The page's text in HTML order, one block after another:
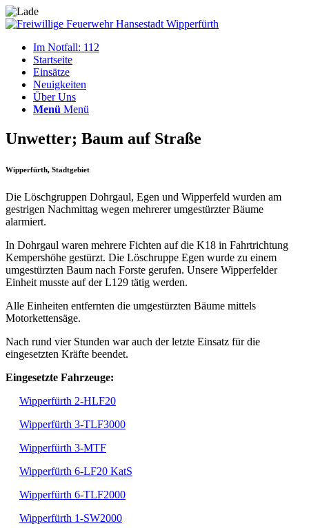
Im Notfall: 112
Startseite
Einsätze
Neuigkeiten
Über Uns
Menü Menü
Unwetter; Baum auf Straße
Wipperfürth, Stadtgebiet
Die Löschgruppen Dohrgaul, Egen und Wipperfeld wurden am
gestrigen Nachmittag wegen mehrerer umgestürzter Bäume
alarmiert.
In Dohrgaul waren mehrere Fichten auf die K18 in Fahrtrichtung
Kempershöhe gestürzt. Die Löschruppe Egen wurde zu einem
umgestürzten Baum nach Forste gerufen. Unsere Wipperfelder
Einheit musste auf der L129 tätig werden.
Alle Einheiten entfernten die umgestürzten Bäume mittels
Motorkettensäge.
Nach rund vier Stunden war auch der letzte Einsatz für die
eingesetzten Kräfte beendet.
Eingesetzte Fahrzeuge:
Wipperfürth 2-HLF20
Wipperfürth 3-TLF3000
Wipperfürth 3-MTF
Wipperfürth 6-LF20 KatS
Wipperfürth 6-TLF2000
Wipperfürth 1-SW2000